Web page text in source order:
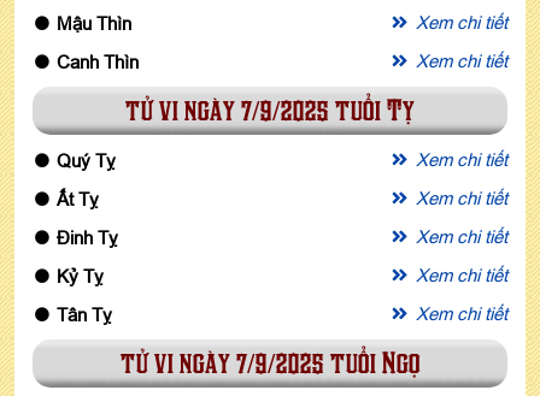
Mậu Thìn
Xem chi tiết
Canh Thìn
Xem chi tiết
tử vi ngày 7/9/2025 tuổi Tỵ
Quý Tỵ
Xem chi tiết
Ất Tỵ
Xem chi tiết
Đinh Tỵ
Xem chi tiết
Kỷ Tỵ
Xem chi tiết
Tân Tỵ
Xem chi tiết
tử vi ngày 7/9/2025 tuổi Ngọ